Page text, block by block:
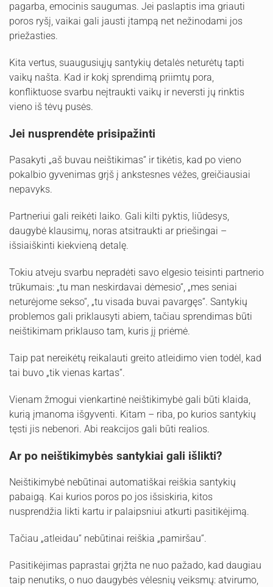
pagarba, emocinis saugumas. Jei paslaptis ima griauti
poros ryšį, vaikai gali jausti įtampą net nežinodami jos
priežasties.
Kita vertus, suaugusiųjų santykių detalės neturėtų tapti
vaikų našta. Kad ir kokį sprendimą priimtų pora,
konfliktuose svarbu neįtraukti vaikų ir neversti jų rinktis
vieno iš tėvų pusės.
Jei nusprendėte prisipažinti
Pasakyti „aš buvau neištikimas“ ir tikėtis, kad po vieno
pokalbio gyvenimas grįš į ankstesnes vėžes, greičiausiai
nepavyks.
Partneriui gali reikėti laiko. Gali kilti pyktis, liūdesys,
daugybė klausimų, noras atsitraukti ar priešingai –
išsiaiškinti kiekvieną detalę.
Tokiu atveju svarbu nepradėti savo elgesio teisinti partnerio
trūkumais: „tu man neskirdavai dėmesio“, „mes seniai
neturėjome sekso“, „tu visada buvai pavargęs“. Santykių
problemos gali priklausyti abiem, tačiau sprendimas būti
neištikimam priklauso tam, kuris jį priėmė.
Taip pat nereikėtų reikalauti greito atleidimo vien todėl, kad
tai buvo „tik vienas kartas“.
Vienam žmogui vienkartinė neištikimybė gali būti klaida,
kurią įmanoma išgyventi. Kitam – riba, po kurios santykių
tęsti jis nebenori. Abi reakcijos gali būti realios.
Ar po neištikimybės santykiai gali išlikti?
Neištikimybė nebūtinai automatiškai reiškia santykių
pabaigą. Kai kurios poros po jos išsiskiria, kitos
nusprendžia likti kartu ir palaipsniui atkurti pasitikėjimą.
Tačiau „atleidau“ nebūtinai reiškia „pamiršau“.
Pasitikėjimas paprastai grįžta ne nuo pažado, kad daugiau
taip nenutiks, o nuo daugybės vėlesnių veiksmų: atvirumo,